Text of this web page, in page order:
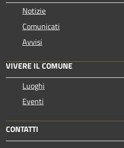
Notizie
Comunicati
Avvisi
VIVERE IL COMUNE
Luoghi
Eventi
CONTATTI